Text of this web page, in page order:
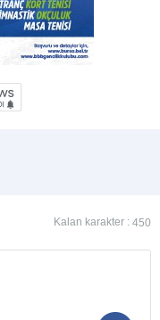
Kalan karakter : 450